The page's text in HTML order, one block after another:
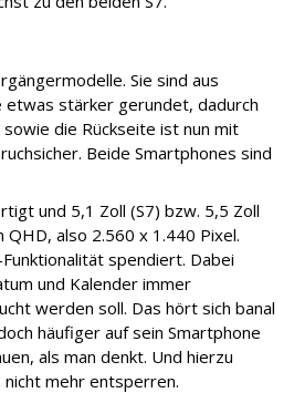
Sie sind aus
stärker gerundet, dadurch
die Rückseite ist nun mit
Beide Smartphones sind
und 5,1 Zoll (S7) bzw. 5,5 Zoll
also 2.560 x 1.440 Pixel.
spendiert. Dabei
und Kalender immer
werden soll. Das hört sich banal
häufiger auf sein Smartphone
als man denkt. Und hierzu
nicht mehr entsperren.